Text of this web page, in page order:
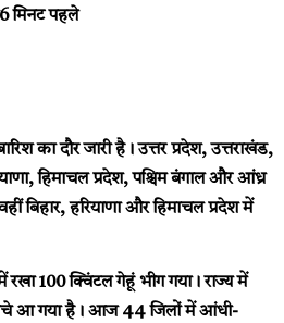
6 मिनट पहले
का दौर जारी है। उत्तर प्रदेश, उत्तराखंड,
हिमाचल प्रदेश, पश्चिम बंगाल और आंध्र
बिहार, हरियाणा और हिमाचल प्रदेश में
रखा 100 क्विंटल गेहूं भीग गया। राज्य में
आ गया है। आज 44 जिलों में आंधी-